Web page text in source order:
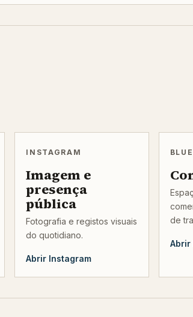
INSTAGRAM
Imagem e
presença
pública
Fotografia e registos visuais
do quotidiano.
Abrir Instagram
de
Abrir